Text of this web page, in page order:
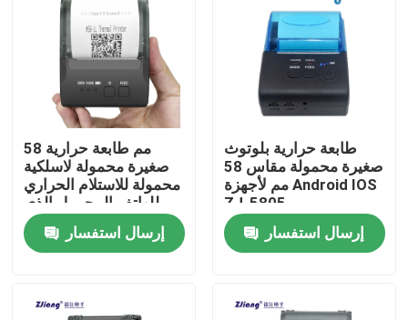
منزل
58 مم طابعة حرارية
صغيرة محمولة لاسلكية
محمولة للاستلام الحراري
للهاتف المحمول الذي
يعمل بنظام Android
إرسال استفسار
طابعة حرارية بلوتوث
صغيرة محمولة مقاس 58
مم لأجهزة Android IOS
ZJ-5805
إرسال استفسار